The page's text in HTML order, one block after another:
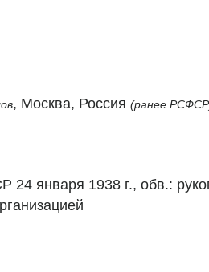
, Москва, Россия (ранее
января 1938 г., обв.: